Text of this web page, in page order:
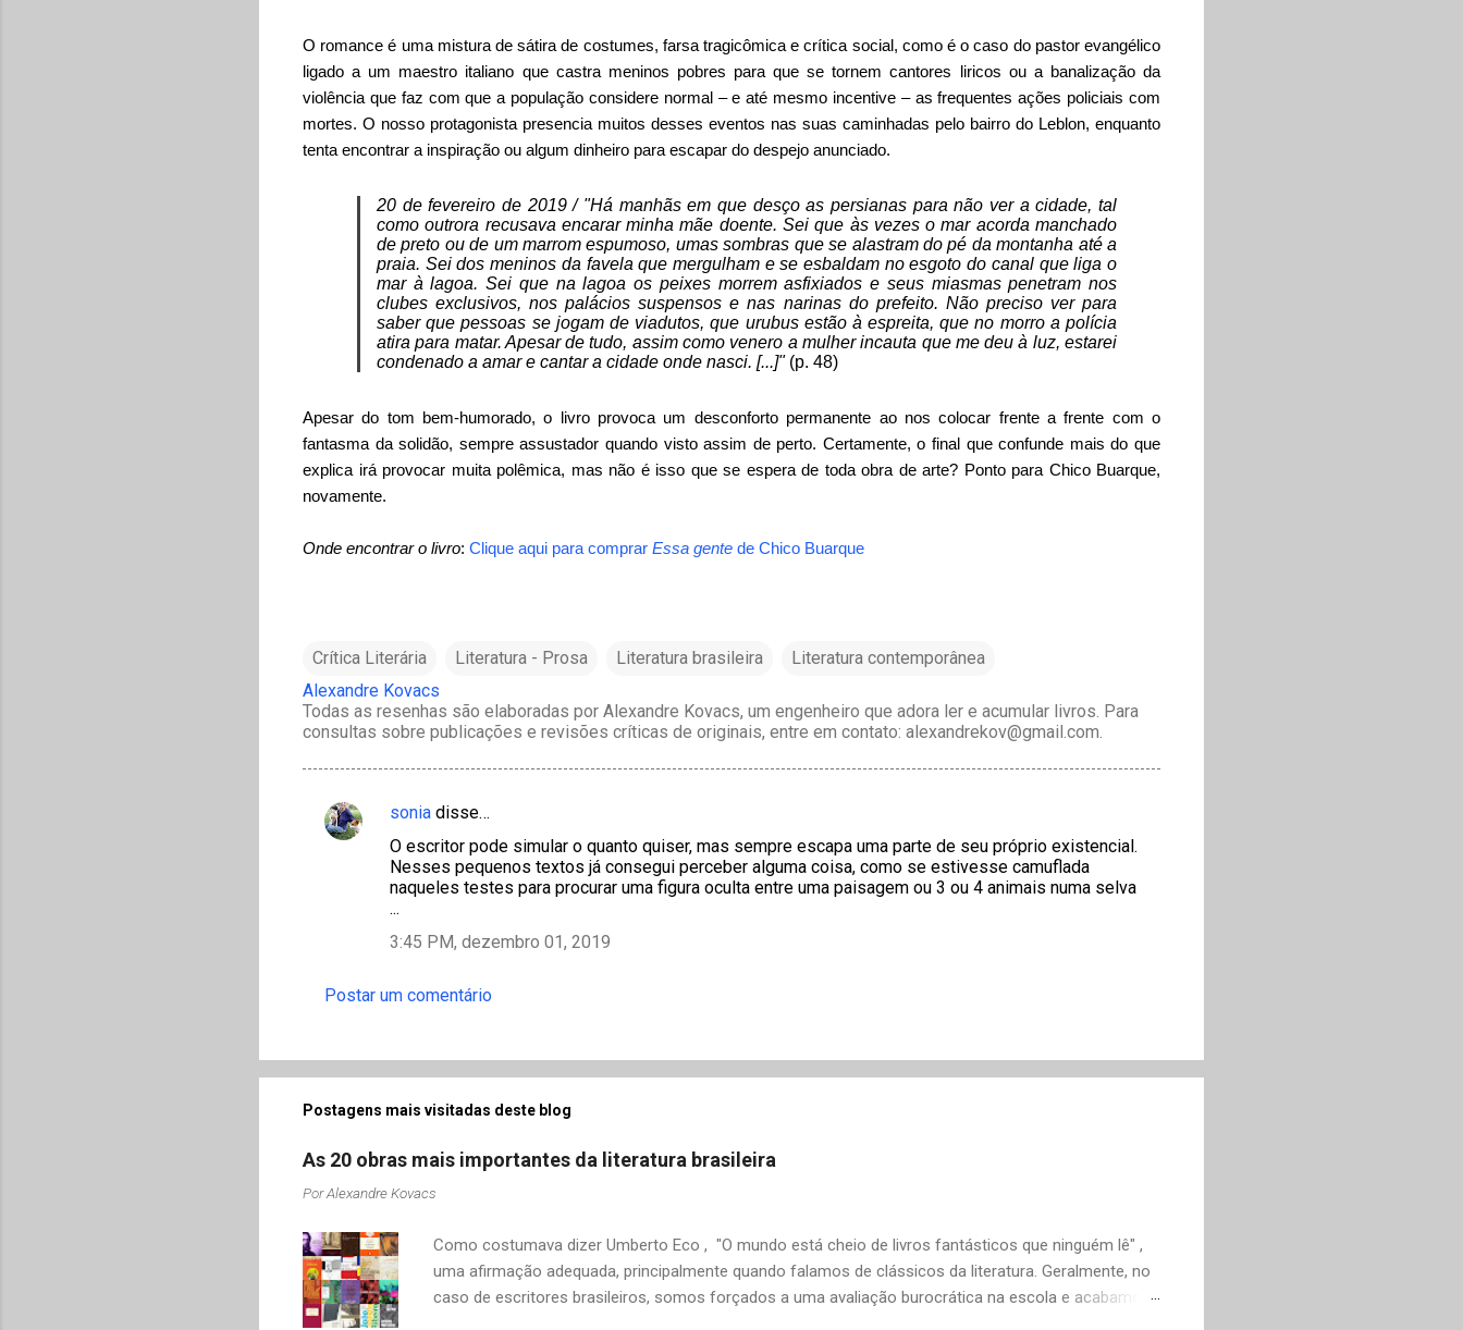
O romance é uma mistura de sátira de costumes, farsa tragicômica e crítica social, como é o caso do pastor evangélico
ligado a um maestro italiano que castra meninos pobres para que se tornem cantores liricos ou a banalização da
violência que faz com que a população considere normal – e até mesmo incentive – as frequentes ações policiais com
mortes. O nosso protagonista presencia muitos desses eventos nas suas caminhadas pelo bairro do Leblon, enquanto
tenta encontrar a inspiração ou algum dinheiro para escapar do despejo anunciado.
20 de fevereiro de 2019 / "Há manhãs em que desço as persianas para não ver a cidade, tal
como outrora recusava encarar minha mãe doente. Sei que às vezes o mar acorda manchado
de preto ou de um marrom espumoso, umas sombras que se alastram do pé da montanha até a
praia. Sei dos meninos da favela que mergulham e se esbaldam no esgoto do canal que liga o
mar à lagoa. Sei que na lagoa os peixes morrem asfixiados e seus miasmas penetram nos
clubes exclusivos, nos palácios suspensos e nas narinas do prefeito. Não preciso ver para
saber que pessoas se jogam de viadutos, que urubus estão à espreita, que no morro a polícia
atira para matar. Apesar de tudo, assim como venero a mulher incauta que me deu à luz, estarei
condenado a amar e cantar a cidade onde nasci. [...]"(p. 48)
Apesar do tom bem-humorado, o livro provoca um desconforto permanente ao nos colocar frente a frente com o
fantasma da solidão, sempre assustador quando visto assim de perto. Certamente, o final que confunde mais do que
explica irá provocar muita polêmica, mas não é isso que se espera de toda obra de arte? Ponto para Chico Buarque,
novamente.
Onde encontrar o livro: Clique aqui para comprar Essa gente de Chico Buarque
Crítica Literária Literatura - Prosa Literatura brasileira
Literatura contemporânea
Alexandre Kovacs
Todas as resenhas são elaboradas por Alexandre Kovacs, um engenheiro que adora ler e acumular livros. Para
consultas sobre publicações e revisões críticas de originais, entre em contato: alexandrekov@gmail.com.
C
á
i
sonia disse…
O escritor pode simular o quanto quiser, mas sempre escapa uma parte de seu próprio existencial.
Nesses pequenos textos já consegui perceber alguma coisa, como se estivesse camuflada
naqueles testes para procurar uma figura oculta entre uma paisagem ou 3 ou 4 animais numa selva
...
3:45 PM, dezembro 01, 2019
Postar um comentário
Postagens mais visitadas deste blog
As 20 obras mais importantes da literatura brasileira
PorAlexandre Kovacs
Como costumava dizer Umberto Eco , "O mundo está cheio de livros fantásticos que ninguém lê" ,
uma afirmação adequada, principalmente quando falamos de clássicos da literatura. Geralmente, no
caso de escritores brasileiros, somos forçados a uma avaliação burocrática na escola e acabamos